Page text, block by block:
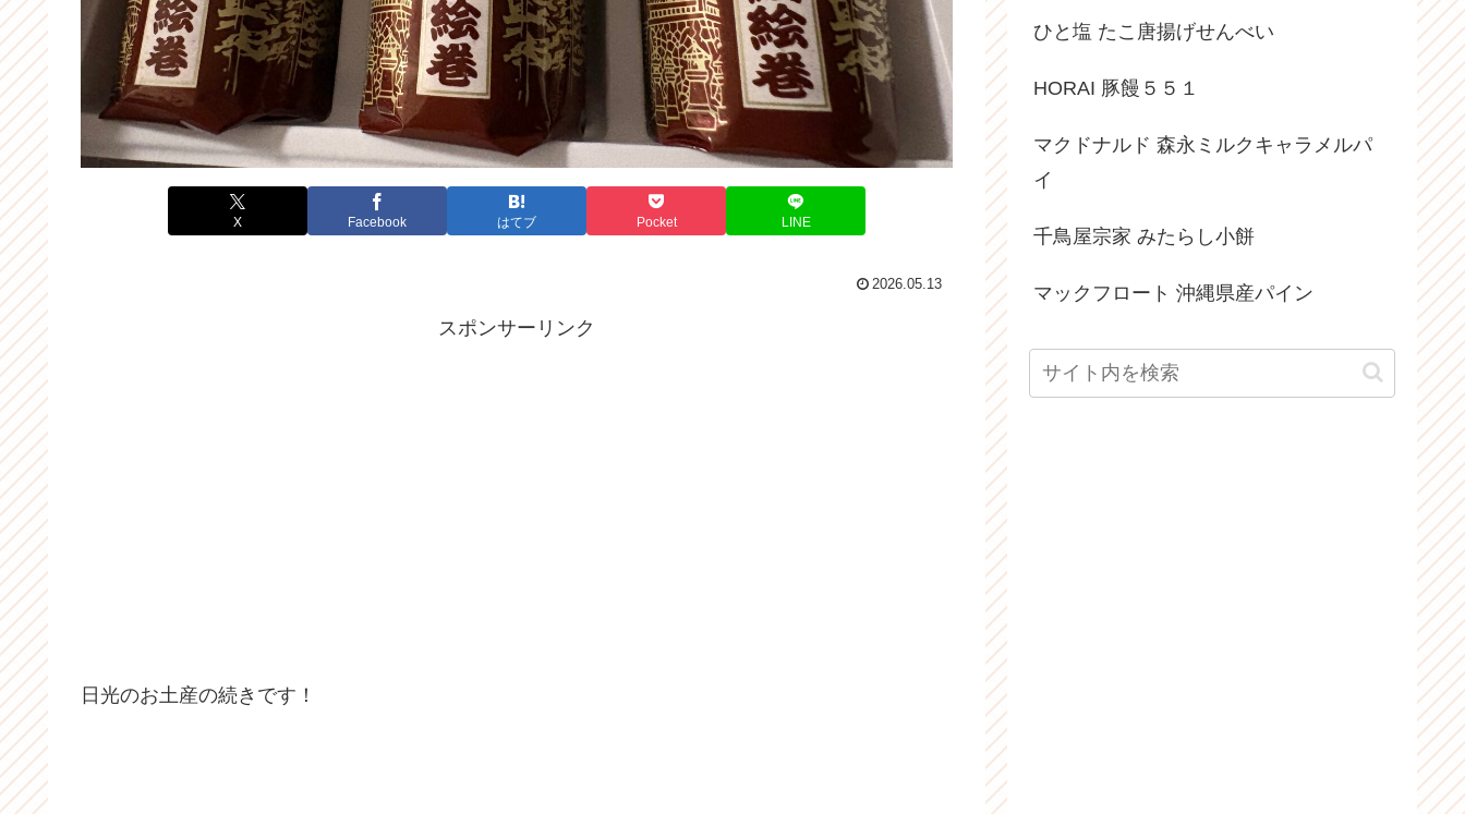
X Facebook はてブ Pocket LINE
2026.05.13
スポンサーリンク
日光のお土産の続きです！
ひと塩 たこ唐揚げせんべい
HORAI 豚饅５５１
マクドナルド 森永ミルクキャラメルパ
イ
千鳥屋宗家 みたらし小餅
マックフロート 沖縄県産パイン